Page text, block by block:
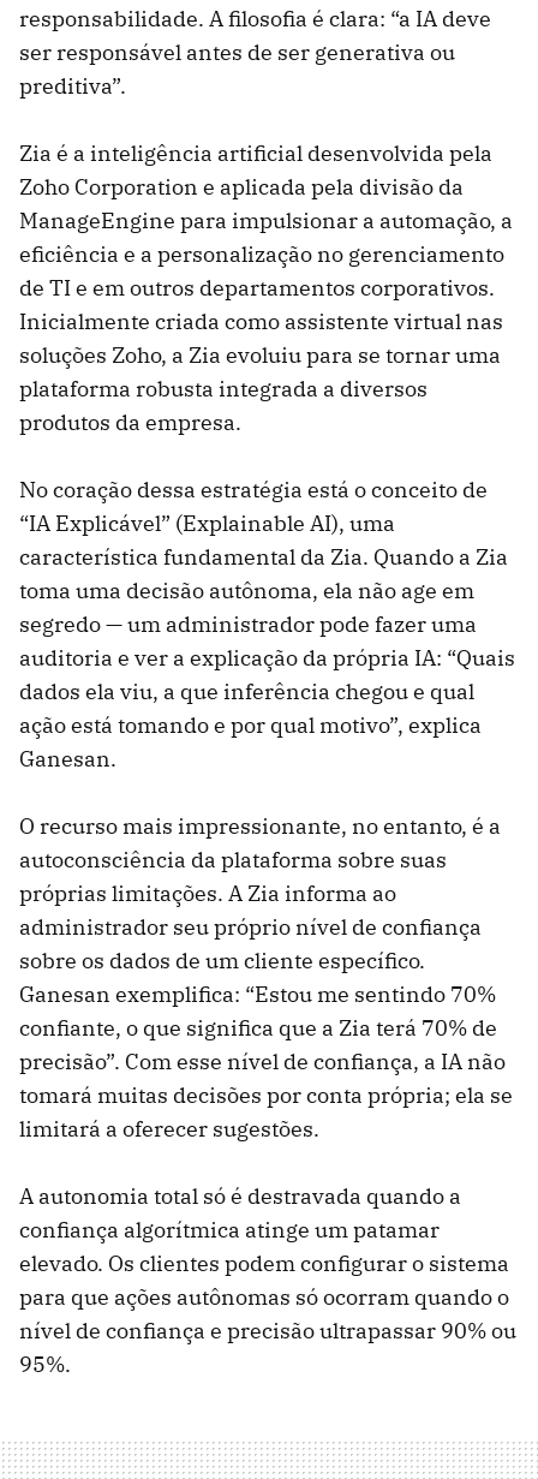
responsabilidade. A filosofia é clara: “a IA deve
ser responsável antes de ser generativa ou
preditiva”.
Zia é a inteligência artificial desenvolvida pela
Zoho Corporation e aplicada pela divisão da
ManageEngine para impulsionar a automação, a
eficiência e a personalização no gerenciamento
de TI e em outros departamentos corporativos.
Inicialmente criada como assistente virtual nas
soluções Zoho, a Zia evoluiu para se tornar uma
plataforma robusta integrada a diversos
produtos da empresa.
No coração dessa estratégia está o conceito de
“IA Explicável” (Explainable AI), uma
característica fundamental da Zia. Quando a Zia
toma uma decisão autônoma, ela não age em
segredo — um administrador pode fazer uma
auditoria e ver a explicação da própria IA: “Quais
dados ela viu, a que inferência chegou e qual
ação está tomando e por qual motivo”, explica
Ganesan.
O recurso mais impressionante, no entanto, é a
autoconsciência da plataforma sobre suas
próprias limitações. A Zia informa ao
administrador seu próprio nível de confiança
sobre os dados de um cliente específico.
Ganesan exemplifica: “Estou me sentindo 70%
confiante, o que significa que a Zia terá 70% de
precisão”. Com esse nível de confiança, a IA não
tomará muitas decisões por conta própria; ela se
limitará a oferecer sugestões.
A autonomia total só é destravada quando a
confiança algorítmica atinge um patamar
elevado. Os clientes podem configurar o sistema
para que ações autônomas só ocorram quando o
nível de confiança e precisão ultrapassar 90% ou
95%.